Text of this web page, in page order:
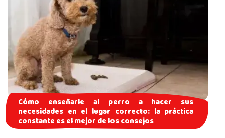
Cómo enseñarle al perro a hacer sus
necesidades en el lugar correcto: la práctica
constante es el mejor de los consejos